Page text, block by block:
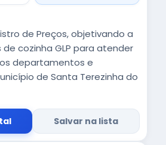
de Preços, objetivando a
cozinha GLP para atender
departamentos e
de Santa Terezinha do
Salvar na lista